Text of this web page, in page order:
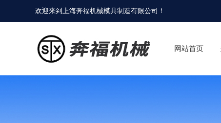
欢迎来到 上海奔福机械模具制造有限公司 ！
网站首页